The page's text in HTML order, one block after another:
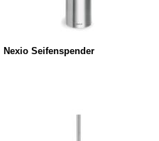
Nexio Seifenspender